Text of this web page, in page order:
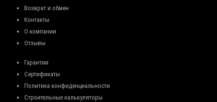
Возврат и обмен
Контакты
О компании
Отзывы
Гарантии
Сертификаты
Политика конфиденциальности
Строительные калькуляторы